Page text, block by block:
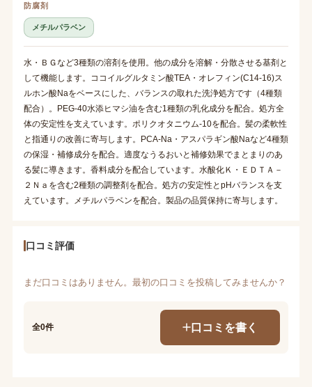
防腐剤
メチルパラベン
水・ＢＧなど3種類の溶剤を使用。他の成分を溶解・分散させる基剤と
して機能します。ココイルグルタミン酸TEA・オレフィン(C14-16)ス
ルホン酸Naをベースにした、バランスの取れた洗浄処方です（4種類
配合）。PEG-40水添ヒマシ油を含む1種類の乳化成分を配合。処方全
体の安定性を支えています。ポリクオタニウム-10を配合。髪の柔軟性
と指通りの改善に寄与します。PCA-Na・アスパラギン酸Naなど4種類
の保湿・補修成分を配合。適度なうるおいと補修効果でまとまりのあ
る髪に導きます。香料成分を配合しています。水酸化Ｋ・ＥＤＴＡ－
２Ｎａを含む2種類の調整剤を配合。処方の安定性とpHバランスを支
えています。メチルパラベンを配合。製品の品質保持に寄与します。
口コミ評価
まだ口コミはありません。最初の口コミを投稿してみませんか？
全0件 口コミを書く